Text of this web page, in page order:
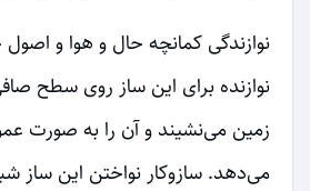
نوازندگی کمانچه حال و هوا و
نوازنده برای این ساز روی سطح
زمین می‌نشیند و آن را به صورت
می‌دهد. سازوکار نواختن این ساز